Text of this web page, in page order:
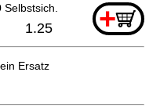
+
1.25
Ersatz